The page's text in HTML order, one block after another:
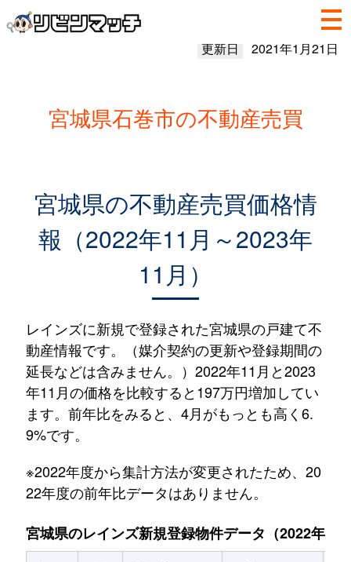
更新日 2021年1月21日
宮城県石巻市の不動産売買
宮城県の不動産売買価格情
報（2022年11月～2023年
11月）
レインズに新規で登録された宮城県の戸建て不
動産情報です。（媒介契約の更新や登録期間の
延長などは含みません。）2022年11月と2023
年11月の価格を比較すると197万円増加してい
ます。前年比をみると、4月がもっとも高く6.
9%です。
※2022年度から集計方法が変更されたため、20
22年度の前年比データはありません。
宮城県のレインズ新規登録物件データ（2022年11